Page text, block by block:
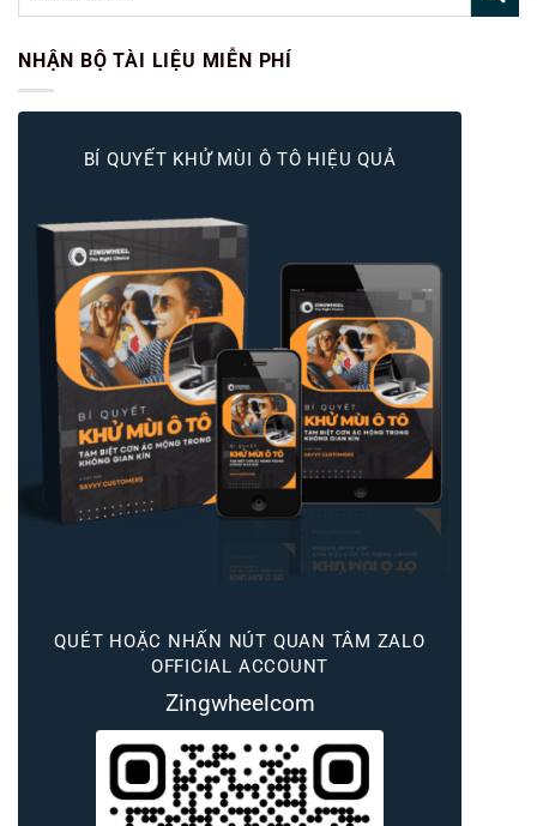
NHẬN BỘ TÀI LIỆU MIỄN PHÍ
BÍ QUYẾT KHỬ MÙI Ô TÔ HIỆU QUẢ
QUÉT HOẶC NHẤN NÚT QUAN TÂM ZALO
OFFICIAL ACCOUNT
Zingwheelcom